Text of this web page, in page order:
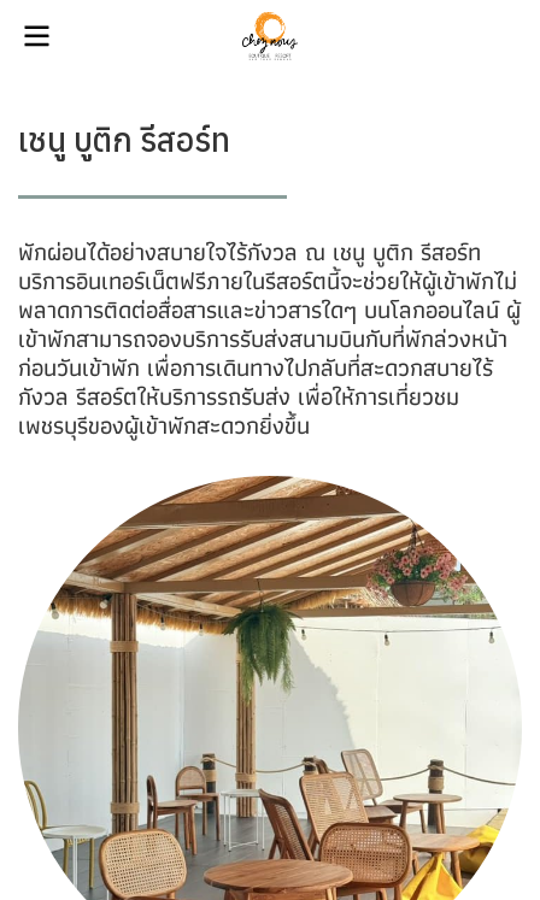
เชนู บูติก รีสอร์ท
พักผ่อนได้อย่างสบายใจไร้กังวล ณ เชนู บูติก รีสอร์ท
บริการอินเทอร์เน็ตฟรีภายในรีสอร์ตนี้จะช่วยให้ผู้เข้าพักไม่
พลาดการติดต่อสื่อสารและข่าวสารใดๆ บนโลกออนไลน์ ผู้
เข้าพักสามารถจองบริการรับส่งสนามบินกับที่พักล่วงหน้า
ก่อนวันเข้าพัก เพื่อการเดินทางไปกลับที่สะดวกสบายไร้
กังวล รีสอร์ตให้บริการรถรับส่ง เพื่อให้การเที่ยวชม
เพชรบุรีของผู้เข้าพักสะดวกยิ่งขึ้น